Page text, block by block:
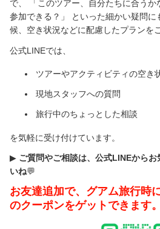
で、
「このツアー、自分たちに合う
参加できる？」
といった細かい疑問
候、空き状況などに配慮したプランを
公式LINEでは、
ツアーやアクティビティの空き
現地スタッフへの質問
旅行中のちょっとした相談
を気軽に受け付けています。
▶︎ ご質問やご相談は、公式LINEからお
いね💬
お友達追加で、グアム旅行時
のクーポンをゲットできます。